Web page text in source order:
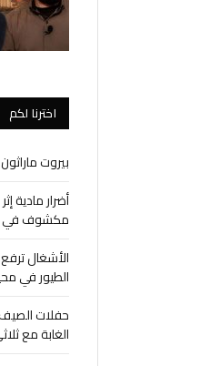
اخترنا لكم
بيروت
أضرار مادية
مكشوف في
الأشغال
الطيور في
حفلات
الغابة مع